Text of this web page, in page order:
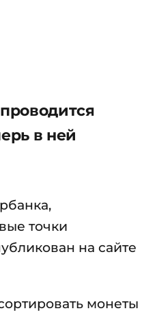
в ней
точки
на сайте
монеты